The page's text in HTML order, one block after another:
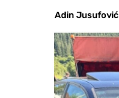
Adin Jusufović